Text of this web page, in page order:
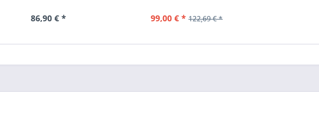
86,90 € * 99,00 € * 122,69 € *